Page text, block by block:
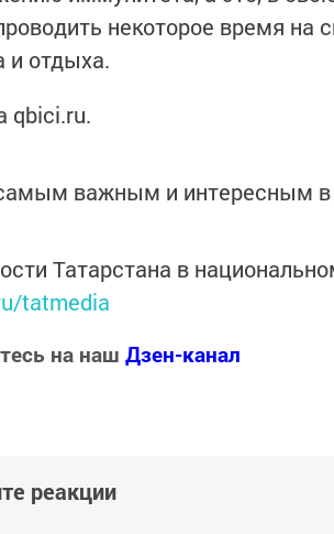
некоторое время на
и отдыха.
qbici.ru.
важным и интересным в
Татарстана в
tatmedia
на наш Дзен-канал
реакции